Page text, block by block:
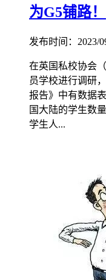
为G5铺路！
发布时间：2023/
在英国私校协会
员学校进行调研
报告》中有数据
国大陆的学生数
学生人...